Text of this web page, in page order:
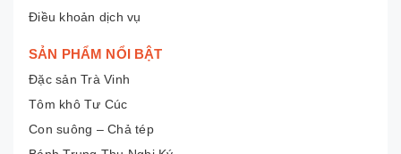
Điều khoản dịch vụ
SẢN PHẨM NỔI BẬT
Đặc sản Trà Vinh
Tôm khô Tư Cúc
Con suông – Chả tép